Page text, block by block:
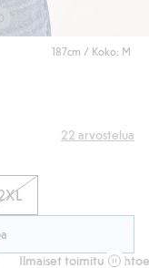
187cm / Koko: M
22 arvostelua
Ilmaiset